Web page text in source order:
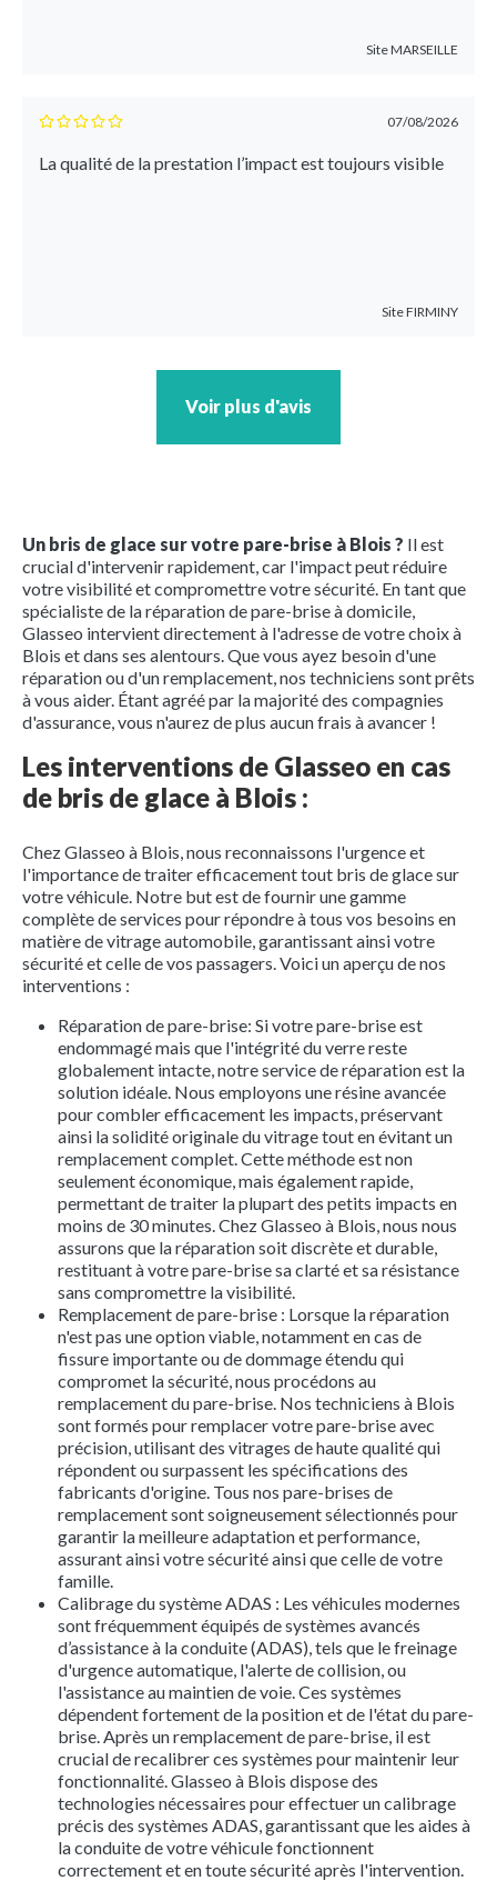
SiteMARSEILLE
07/08/2026
La qualité de la prestation l’impact est toujours visible
SiteFIRMINY
Voir plus d'avis
Un bris de glace sur votre pare-brise à Blois ? Il est
crucial d'intervenir rapidement, car l'impact peut réduire
votre visibilité et compromettre votre sécurité. En tant que
spécialiste de la réparation de pare-brise à domicile,
Glasseo intervient directement à l'adresse de votre choix à
Blois et dans ses alentours. Que vous ayez besoin d'une
réparation ou d'un remplacement, nos techniciens sont prêts
à vous aider. Étant agréé par la majorité des compagnies
d'assurance, vous n'aurez de plus aucun frais à avancer !
Les interventions de Glasseo en cas
de bris de glace à Blois :
Chez Glasseo à Blois, nous reconnaissons l'urgence et
l'importance de traiter efficacement tout bris de glace sur
votre véhicule. Notre but est de fournir une gamme
complète de services pour répondre à tous vos besoins en
matière de vitrage automobile, garantissant ainsi votre
sécurité et celle de vos passagers. Voici un aperçu de nos
interventions :
Réparation de pare-brise: Si votre pare-brise est
endommagé mais que l'intégrité du verre reste
globalement intacte, notre service de réparation est la
solution idéale. Nous employons une résine avancée
pour combler efficacement les impacts, préservant
ainsi la solidité originale du vitrage tout en évitant un
remplacement complet. Cette méthode est non
seulement économique, mais également rapide,
permettant de traiter la plupart des petits impacts en
moins de 30 minutes. Chez Glasseo à Blois, nous nous
assurons que la réparation soit discrète et durable,
restituant à votre pare-brise sa clarté et sa résistance
sans compromettre la visibilité.
Remplacement de pare-brise : Lorsque la réparation
n'est pas une option viable, notamment en cas de
fissure importante ou de dommage étendu qui
compromet la sécurité, nous procédons au
remplacement du pare-brise. Nos techniciens à Blois
sont formés pour remplacer votre pare-brise avec
précision, utilisant des vitrages de haute qualité qui
répondent ou surpassent les spécifications des
fabricants d'origine. Tous nos pare-brises de
remplacement sont soigneusement sélectionnés pour
garantir la meilleure adaptation et performance,
assurant ainsi votre sécurité ainsi que celle de votre
famille.
Calibrage du système ADAS : Les véhicules modernes
sont fréquemment équipés de systèmes avancés
d’assistance à la conduite (ADAS), tels que le freinage
d'urgence automatique, l'alerte de collision, ou
l'assistance au maintien de voie. Ces systèmes
dépendent fortement de la position et de l'état du pare-
brise. Après un remplacement de pare-brise, il est
crucial de recalibrer ces systèmes pour maintenir leur
fonctionnalité. Glasseo à Blois dispose des
technologies nécessaires pour effectuer un calibrage
précis des systèmes ADAS, garantissant que les aides à
la conduite de votre véhicule fonctionnent
correctement et en toute sécurité après l'intervention.